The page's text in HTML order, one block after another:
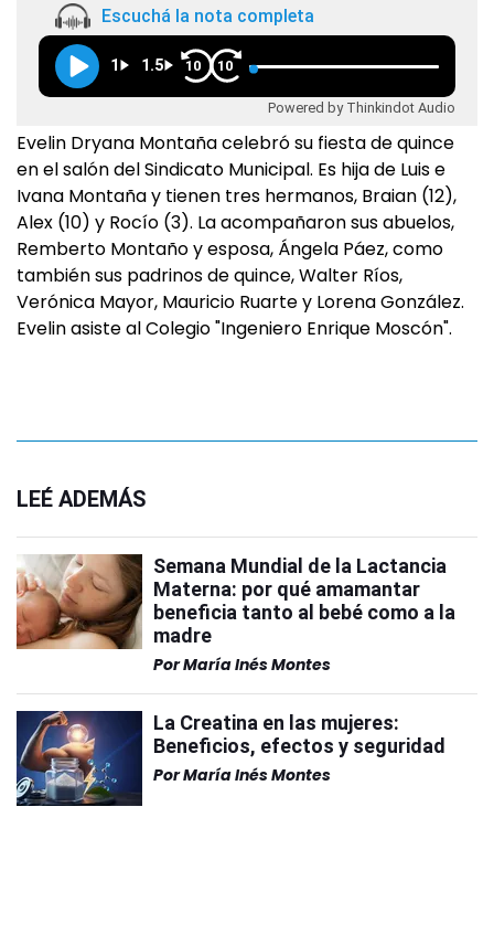
Escuchá la nota completa
1 1.5 10 10
Powered by Thinkindot Audio
Evelin Dryana Montaña celebró su fiesta de quince
en el salón del Sindicato Municipal. Es hija de Luis e
Ivana Montaña y tienen tres hermanos, Braian (12),
Alex (10) y Rocío (3). La acompañaron sus abuelos,
Remberto Montaño y esposa, Ángela Páez, como
también sus padrinos de quince, Walter Ríos,
Verónica Mayor, Mauricio Ruarte y Lorena González.
Evelin asiste al Colegio "Ingeniero Enrique Moscón".
LEÉ ADEMÁS
Semana Mundial de la Lactancia
Materna: por qué amamantar
beneficia tanto al bebé como a la
madre
PorMaría Inés Montes
La Creatina en las mujeres:
Beneficios, efectos y seguridad
PorMaría Inés Montes